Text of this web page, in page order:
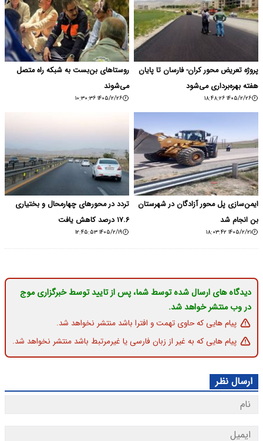
پروژه تعریض محور کران- فارسان تا پایان
هفته بهره‌برداری می‌شود
۱۴۰۵/۲/۲۶ ۱۸:۴۸:۲۶
روستاهای بن‌بست به شبکه راه متصل
می‌شوند
۱۴۰۵/۲/۲۶ ۱۰:۳۰:۳۶
ایمن‌سازی پل محور آزادگان در شهرستان
بن انجام شد
۱۴۰۵/۲/۲۱ ۱۸:۰۳:۴۲
تردد در محورهای چهارمحال و بختیاری
۱۷.۶ درصد کاهش یافت
۱۴۰۵/۲/۱۹ ۱۲:۴۵:۵۳
دیدگاه های ارسال شده توسط شما، پس از تایید توسط خبرگزاری موج
در وب منتشر خواهد شد.
پیام هایی که حاوی تهمت و افترا باشد منتشر نخواهد شد.
پیام هایی که به غیر از زبان فارسی یا غیرمرتبط باشد منتشر نخواهد شد.
ارسال نظر